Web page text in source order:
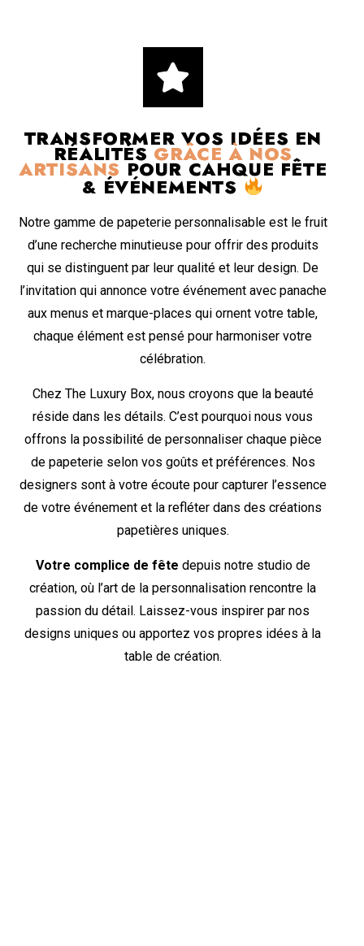
TRANSFORMER VOS IDÉES EN
RÉALITÉSGRÂCE À NOS
ARTISANSPOUR CAHQUE FÊTE
& ÉVÉNEMENTS
Notre gamme de papeterie personnalisable est le fruit
d’une recherche minutieuse pour offrir des produits
qui se distinguent par leur qualité et leur design. De
l’invitation qui annonce votre événement avec panache
aux menus et marque-places qui ornent votre table,
chaque élément est pensé pour harmoniser votre
célébration.
Chez The Luxury Box, nous croyons que la beauté
réside dans les détails. C’est pourquoi nous vous
offrons la possibilité de personnaliser chaque pièce
de papeterie selon vos goûts et préférences. Nos
designers sont à votre écoute pour capturer l’essence
de votre événement et la refléter dans des créations
papetières uniques.
Votre complice de fête depuis notre studio de
création, où l’art de la personnalisation rencontre la
passion du détail. Laissez-vous inspirer par nos
designs uniques ou apportez vos propres idées à la
table de création.